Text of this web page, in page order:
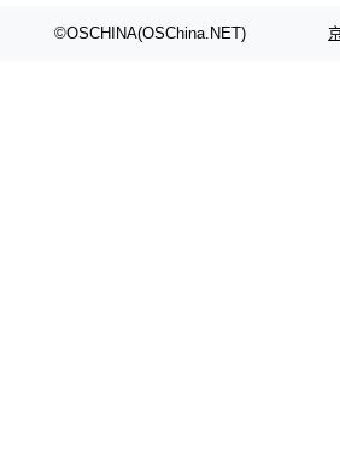
理解大规模代码仓时面临显著"代码仓理解
©OSCHINA(OSChina.NET)